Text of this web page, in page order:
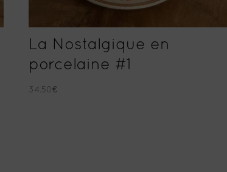
La Nostalgique en
porcelaine #1
34.50€